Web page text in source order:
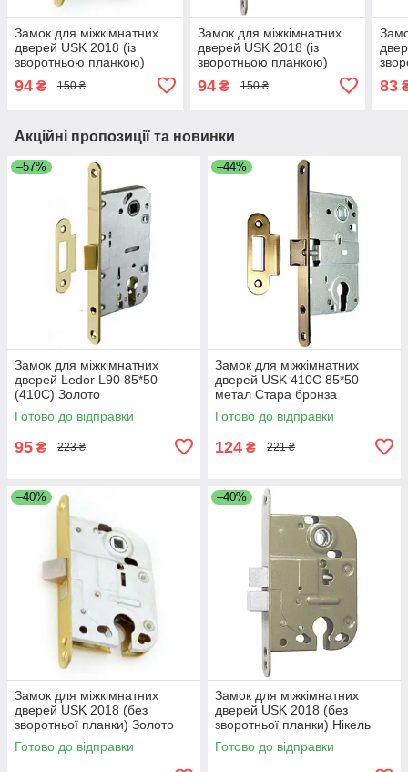
Замок для міжкімнатних
дверей USK 2018 (із
зворотньою планкою)
94 ₴ 150 ₴
Замок для міжкімнатних
дверей USK 2018 (із
зворотньою планкою)
94₴ 150 ₴ 83
Акційні пропозиції та новинки
–57%
Замок для міжкімнатних
дверей Ledor L90 85*50
(410С) Золото
Готово до відправки
95 ₴ 223 ₴
–44%
Замок для міжкімнатних
дверей USK 410C 85*50
метал Стара бронза
Готово до відправки
124 ₴ 221 ₴
–40%
Замок для міжкімнатних
дверей USK 2018 (без
зворотньої планки) Золото
Готово до відправки
–40%
Замок для міжкімнатних
дверей USK 2018 (без
зворотньої планки) Нікель
Готово до відправки